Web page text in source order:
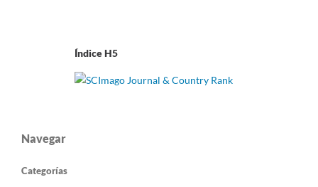
Índice H5
Navegar
Categorías